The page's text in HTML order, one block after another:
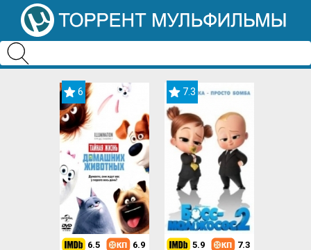
6
6.5 6.9
7.3
5.9 7.3